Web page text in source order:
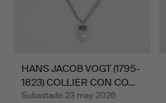
HANS JACOB VOGT (1795-
1823) COLLIER CON CO…
Subastado 23 may 2026